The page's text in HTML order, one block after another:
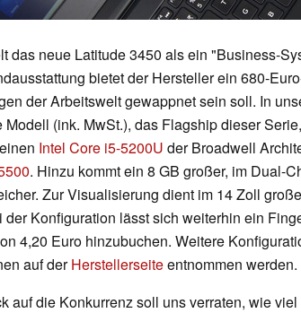
das neue Latitude 3450 als ein "Business-
bietet der Hersteller ein 680-
der Arbeitswelt gewappnet sein soll. In
Modell (ink. MwSt.), das Flagship dieser
Intel Core i5-5200U der Broadwell
. Hinzu kommt ein 8 GB großer, im Dual-
Zur Visualisierung dient im 14 Zoll
der Konfiguration lässt sich weiterhin ein
4,20 Euro hinzubuchen. Weitere
auf derHerstellerseiteentnommen werden.
auf die Konkurrenz soll uns verraten, wie